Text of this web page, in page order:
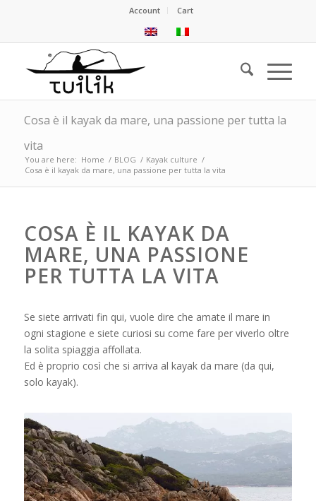
Account Cart
Cosa è il kayak da mare, una passione per tutta la
vita
You are here: Home / BLOG / Kayak culture /
Cosa è il kayak da mare, una passione per tutta la vita
COSA È IL KAYAK DA
MARE, UNA PASSIONE
PER TUTTA LA VITA
Se siete arrivati fin qui, vuole dire che amate il mare in
ogni stagione e siete curiosi su come fare per viverlo oltre
la solita spiaggia affollata.
Ed è proprio così che si arriva al kayak da mare (da qui,
solo kayak).